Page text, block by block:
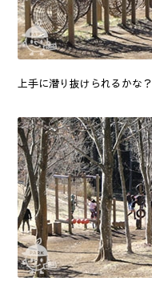
上手に潜り抜けられるかな？